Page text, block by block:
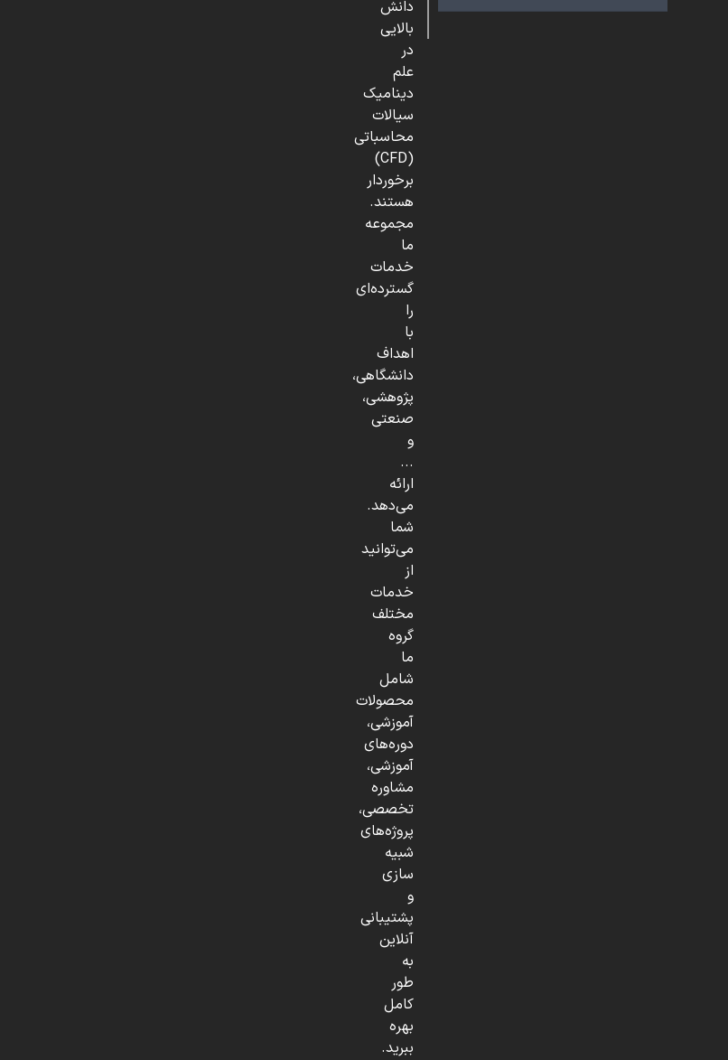
دانش
بالایی
در
علم
دینامیک
سیالات
محاسباتی
(CFD)
برخوردار
هستند.
مجموعه
ما
خدمات
گسترده‌ای
را
با
اهداف
دانشگاهی،
پژوهشی،
صنعتی
و
...
ارائه
می‌دهد.
شما
می‌توانید
از
خدمات
مختلف
گروه
ما
شامل
محصولات
آموزشی،
دوره‌های
آموزشی،
مشاوره
تخصصی،
پروژه‌های
شبیه
سازی
و
پشتیبانی
آنلاین
به
طور
کامل
بهره
ببرید.